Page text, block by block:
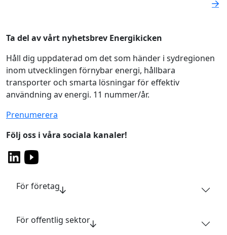
Ta del av vårt nyhetsbrev Energikicken
Håll dig uppdaterad om det som händer i sydregionen
inom utvecklingen förnybar energi, hållbara
transporter och smarta lösningar för effektiv
användning av energi. 11 nummer/år.
Prenumerera
Följ oss i våra sociala kanaler!
För företag
För offentlig sektor